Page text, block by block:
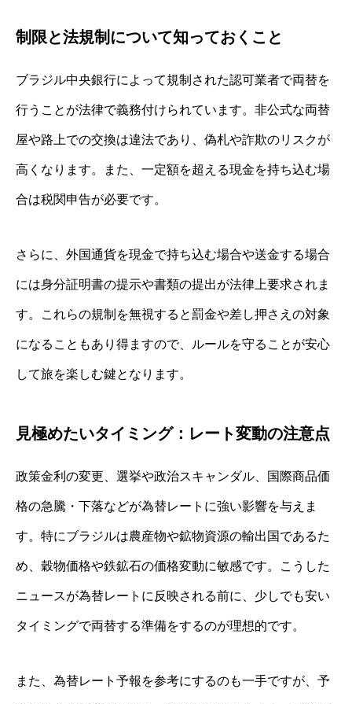
制限と法規制について知っておくこと
ブラジル中央銀行によって規制された認可業者で両替を
行うことが法律で義務付けられています。非公式な両替
屋や路上での交換は違法であり、偽札や詐欺のリスクが
高くなります。また、一定額を超える現金を持ち込む場
合は税関申告が必要です。
さらに、外国通貨を現金で持ち込む場合や送金する場合
には身分証明書の提示や書類の提出が法律上要求されま
す。これらの規制を無視すると罰金や差し押さえの対象
になることもあり得ますので、ルールを守ることが安心
して旅を楽しむ鍵となります。
見極めたいタイミング：レート変動の注意点
政策金利の変更、選挙や政治スキャンダル、国際商品価
格の急騰・下落などが為替レートに強い影響を与えま
す。特にブラジルは農産物や鉱物資源の輸出国であるた
め、穀物価格や鉄鉱石の価格変動に敏感です。こうした
ニュースが為替レートに反映される前に、少しでも安い
タイミングで両替する準備をするのが理想的です。
また、為替レート予報を参考にするのも一手ですが、予